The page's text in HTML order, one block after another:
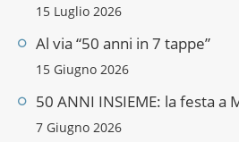
15 Luglio 2026
Al via “50 anni in 7 tappe”
15 Giugno 2026
50 ANNI INSIEME: la festa a
7 Giugno 2026